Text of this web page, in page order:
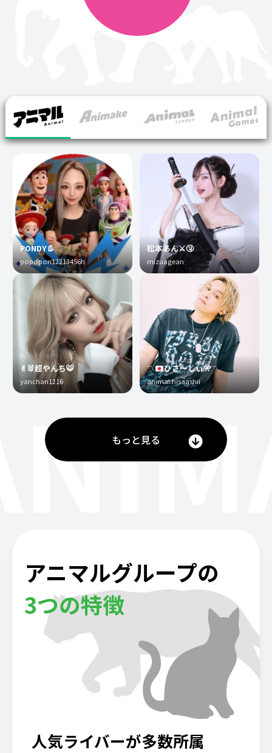
PONDY👢
popopon12213456h
✌︎🐰超やんち🐯
yanchan1216
松本あん⚔️🤧
mizuagean
〽️ ひさ〜しぃ🎌〽️
animal.hisaashii
もっと見る
アニマルグループの
3つの特徴
人気ライバーが多数所属